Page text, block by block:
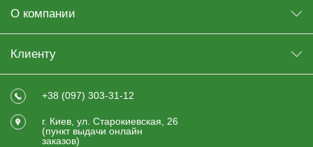
О компании
Клиенту
+38 (097) 303-31-12
г. Киев, ул. Старокиевская, 26
(пункт выдачи онлайн
заказов)